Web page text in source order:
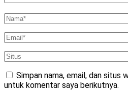
Simpan nama, email, dan situs
untuk komentar saya berikutnya.